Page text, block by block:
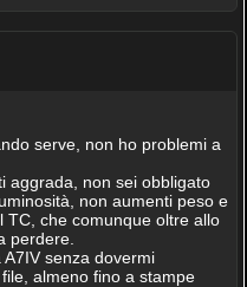
serve, non ho problemi a
aggrada, non sei obbligato
non aumenti peso e
TC, che comunque oltre allo
perdere.
senza dovermi
almeno fino a stampe